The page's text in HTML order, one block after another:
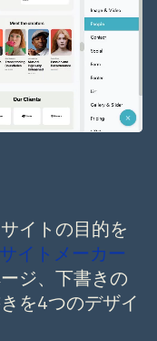
イトの目的を
イトメーカー
ジ、下書きの
を4つのデザイ